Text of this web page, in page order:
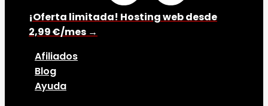
¡Oferta limitada! Hosting web desde
2,99 €/mes →
Afiliados
Blog
Ayuda